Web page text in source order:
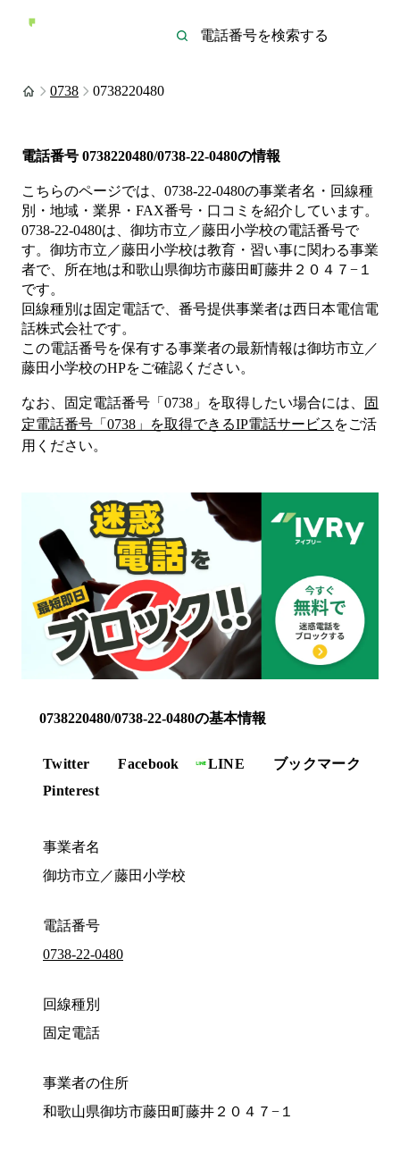
0738 0738220480
電話番号 0738220480/0738-22-0480の情報
こちらのページでは、 0738-22-0480の事業者名・回線種
別・地域・業界・FAX番号・口コミを紹介しています。
0738-22-0480は、 御坊市立／藤田小学校の電話番号で
す。 御坊市立／藤田小学校は教育・習い事に関わる事業
者で、所在地は和歌山県御坊市藤田町藤井２０４７−１
です。
回線種別は固定電話で、番号提供事業者は西日本電信電
話株式会社です。
この電話番号を保有する事業者の最新情報は御坊市立／
藤田小学校のHPをご確認ください。
なお、固定電話番号「 0738 」を取得したい場合には、
固
定電話番号「 0738 」を取得できるIP電話サービス をご活
用ください。
0738220480/0738-22-0480の基本情報
Twitter Facebook LINE
ブックマーク
Pinterest
事業者名
御坊市立／藤田小学校
電話番号
0738-22-0480
回線種別
固定電話
事業者の住所
和歌山県御坊市藤田町藤井２０４７−１